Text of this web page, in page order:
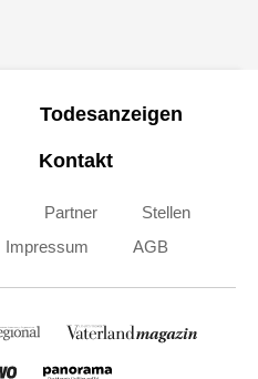
Todesanzeigen
Kontakt
Partner
Stellen
Impressum AGB